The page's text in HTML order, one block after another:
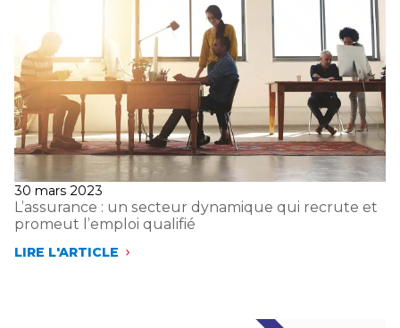
DÉFI
DES
COMPÉTENCES »
Publié
le
30 mars 2023
L’assurance : un secteur dynamique qui recrute et
promeut l’emploi qualifié
LIRE L'ARTICLE
L’ASSURANCE :